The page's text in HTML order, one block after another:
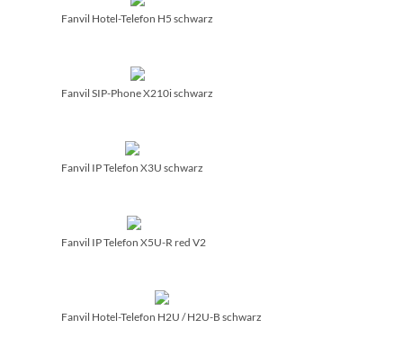
Fanvil Hotel-Telefon H5 schwarz
Fanvil SIP-Phone X210i schwarz
Fanvil IP Telefon X3U schwarz
Fanvil IP Telefon X5U-R red V2
Fanvil Hotel-Telefon H2U /­ H2U-B schwarz